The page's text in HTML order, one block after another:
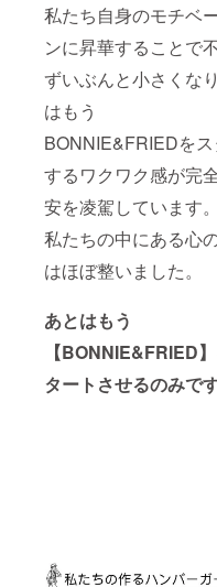
私たち自身のモチベ
ンに昇華することで
ずいぶんと小さくな
はもう
BONNIE&FRIEDをス
するワクワク感が完
安を凌駕しています。
私たちの中にある心
はほぼ整いました。
あとはもう
【BONNIE&FRIED
タートさせるのみです